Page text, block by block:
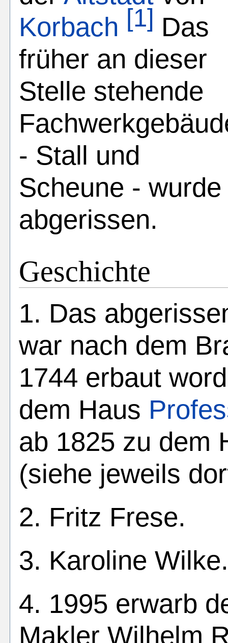
Korbach [1] Das
früher an dieser
Stelle stehende
- Stall und
Scheune - wurde
abgerissen.
Geschichte
1. Das
war nach dem
1744 erbaut
dem Haus
ab 1825 zu dem
(siehe jeweils
2. Fritz Frese.
3. Karoline
4. 1995 erwarb
Makler Wilhelm